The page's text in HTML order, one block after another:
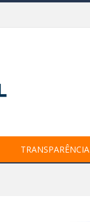
TRANSPARÊNCIA